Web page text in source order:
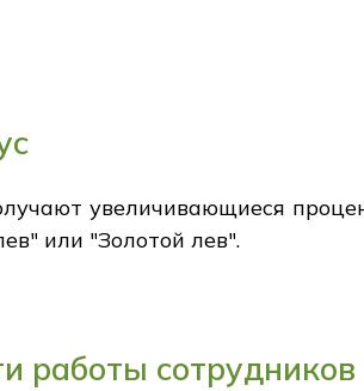
увеличивающиеся
или "Золотой лев".
работы сотрудников